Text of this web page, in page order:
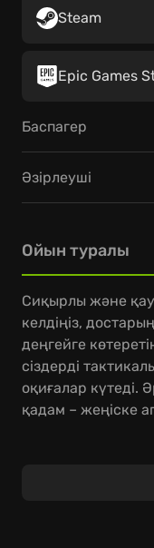
Ойын туралы
Сиқырлы және
келдіңіз,
деңгейге
сіздерді
оқиғалар күтеді.
қадам – жеңіске
түрлі
Steam
Epic Games
Баспагер
Әзірлеуші